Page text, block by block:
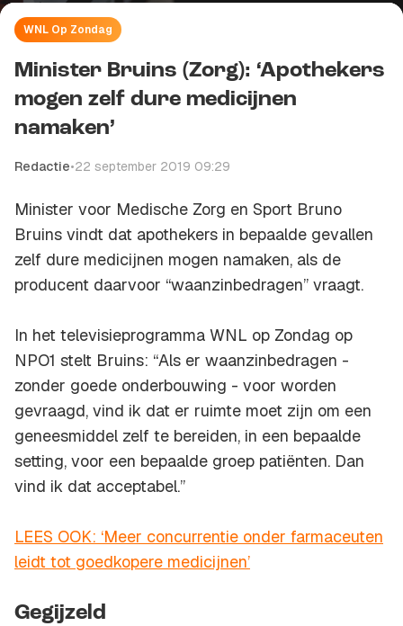
WNL Op Zondag
Minister Bruins (Zorg): ‘Apothekers
mogen zelf dure medicijnen
namaken’
Redactie•22 september 2019 09:29
Minister voor Medische Zorg en Sport Bruno
Bruins vindt dat apothekers in bepaalde gevallen
zelf dure medicijnen mogen namaken, als de
producent daarvoor “waanzinbedragen” vraagt.
In het televisieprogramma WNL op Zondag op
NPO1 stelt Bruins: “Als er waanzinbedragen -
zonder goede onderbouwing - voor worden
gevraagd, vind ik dat er ruimte moet zijn om een
geneesmiddel zelf te bereiden, in een bepaalde
setting, voor een bepaalde groep patiënten. Dan
vind ik dat acceptabel.”
LEES OOK: ‘Meer concurrentie onder farmaceuten
leidt tot goedkopere medicijnen’
Gegijzeld